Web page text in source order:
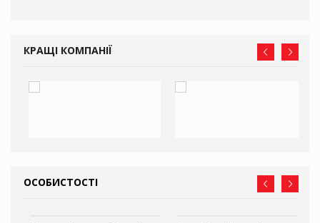
КРАЩІ КОМПАНІЇ
ОСОБИСТОСТІ